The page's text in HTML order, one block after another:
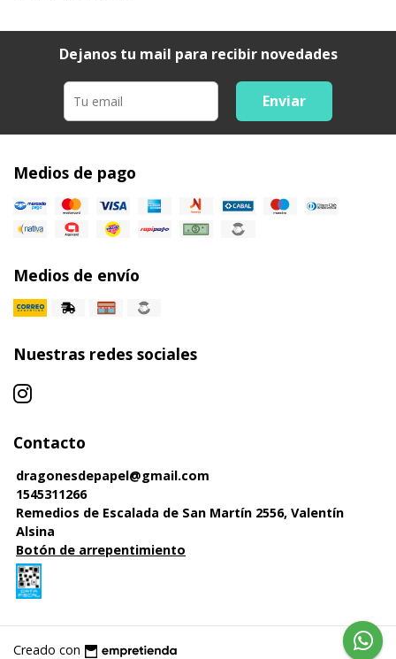
Dejanos tu mail para recibir novedades
Enviar
Medios de pago
Medios de envío
Nuestras redes sociales
Contacto
dragonesdepapel@gmail.com
1545311266
Remedios de Escalada de San Martín 2556, Valentín
Alsina
Botón de arrepentimiento
Creado con